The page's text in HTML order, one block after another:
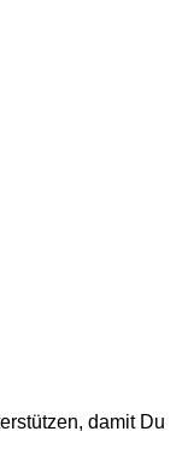
damit Du